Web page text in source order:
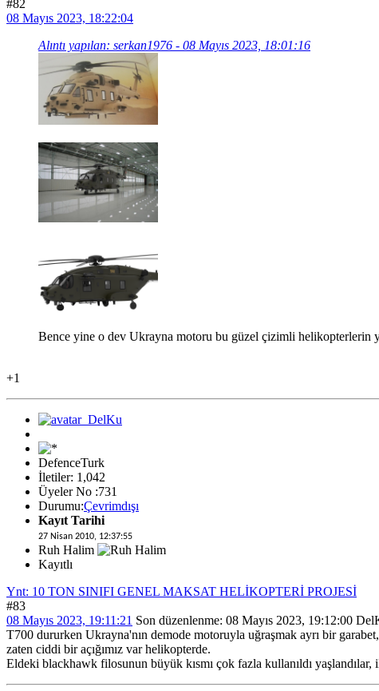
#82
08 Mayıs 2023, 18:22:04
Alıntı yapılan: serkan1976 - 08 Mayıs 2023, 18:01:16
Bence yine o dev Ukrayna motoru bu güzel çizimli helikopterlerin
+1
DefenceTurk
İletiler: 1,042
Üyeler No :731
Durumu:Çevrimdışı
Kayıt Tarihi
27 Nisan 2010, 12:37:55
Ruh Halim
Kayıtlı
Ynt: 10 TON SINIFI GENEL MAKSAT HELİKOPTERİ PROJESİ
#83
08 Mayıs 2023, 19:11:21 Son düzenlenme: 08 Mayıs 2023, 19:12:00
T700 dururken Ukrayna'nın demode motoruyla uğraşmak ayrı bir
zaten ciddi bir açığımız var helikopterde.
Eldeki blackhawk filosunun büyük kısmı çok fazla kullanıldı